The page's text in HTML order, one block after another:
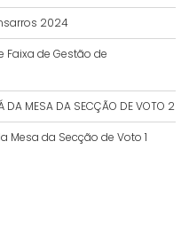
2024
Faixa de Gestão de
DA MESA DA SECÇÃO DE VOTO 2
Mesa da Secção de Voto 1